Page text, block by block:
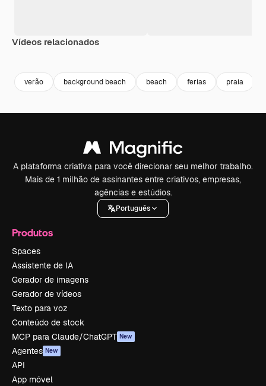
Vídeos relacionados
verão background beach beach ferias praia
A plataforma criativa para você direcionar seu melhor trabalho.
Mais de 1 milhão de assinantes entre criativos, empresas,
agências e estúdios.
Português
Produtos
Spaces
Assistente de IA
Gerador de imagens
Gerador de vídeos
Texto para voz
Conteúdo de stock
MCP para Claude/ChatGPT New
Agentes New
API
App móvel